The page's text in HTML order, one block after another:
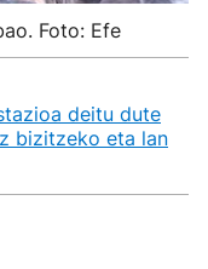
Foto: Efe
deitu dute
bizitzeko eta lan